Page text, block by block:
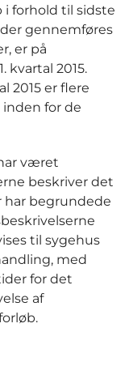
i forhold til sidste
gennemføres
er på
kvartal 2015.
2015 er flere
for de
været
beskriver det
har begrundede
til sygehus
med
for det
af